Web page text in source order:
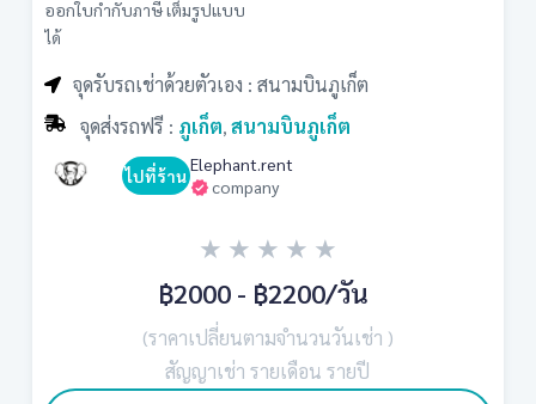
ออกใบกำกับภาษี เต็มรูปแบบ
ได้
จุดรับรถเช่าด้วยตัวเอง : สนามบินภูเก็ต
จุดส่งรถฟรี : ภูเก็ต, สนามบินภูเก็ต
ไปที่ร้าน
company
Elephant.rent
฿2000 - ฿2200/วัน
(ราคาเปลี่ยนตามจำนวนวันเช่า )
สัญญาเช่า รายเดือน รายปี
★ ★ ★ ★ ★